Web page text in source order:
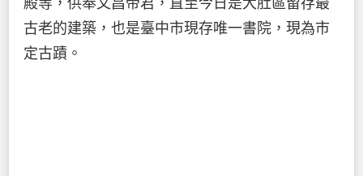
古老的建築，也是臺中市現存唯一書院，現為市
定古蹟。